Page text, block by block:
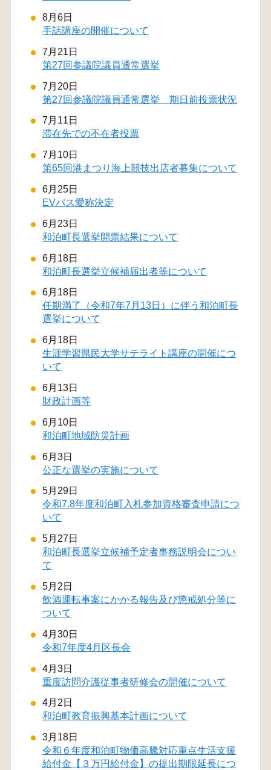
8月6日
手話講座の開催について
7月21日
第27回参議院議員通常選挙
7月20日
第27回参議院議員通常選挙 期日前投票状況
7月11日
滞在先での不在者投票
7月10日
第65回港まつり海上競技出店者募集について
6月25日
EVバス愛称決定
6月23日
和泊町長選挙開票結果について
6月18日
和泊町長選挙立候補届出者等について
6月18日
任期満了（令和7年7月13日）に伴う和泊町長
選挙について
6月18日
生涯学習県民大学サテライト講座の開催につ
いて
6月13日
財政計画等
6月10日
和泊町地域防災計画
6月3日
公正な選挙の実施について
5月29日
令和7.8年度和泊町入札参加資格審査申請につ
いて
5月27日
和泊町長選挙立候補予定者事務説明会につい
て
5月2日
飲酒運転事案にかかる報告及び懲戒処分等に
ついて
4月30日
令和7年度4月区長会
4月3日
重度訪問介護従事者研修会の開催について
4月2日
和泊町教育振興基本計画について
3月18日
令和６年度和泊町物価高騰対応重点生活支援
給付金【３万円給付金】の提出期限延長につ